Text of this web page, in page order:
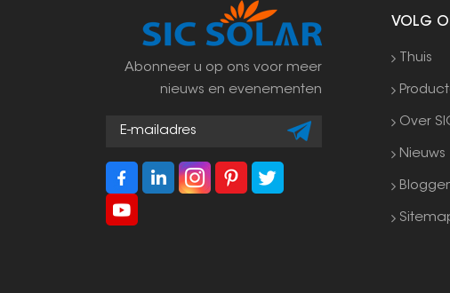
Abonneer u op ons voor meer
nieuws en evenementen
VOLG
Thuis
Over
Nieuws